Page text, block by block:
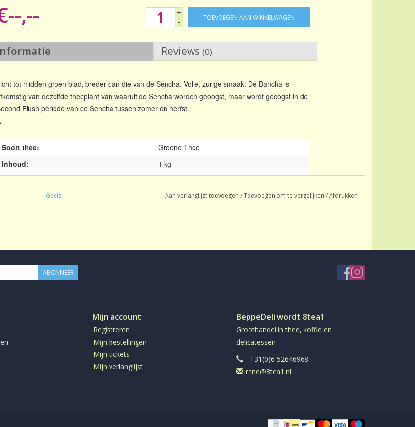
,--
+
-
TOEVOEGEN AAN WINKELWAGEN
Reviews (0)
tot midden groen blad, breder dan die van de Sencha. Volle, zurige smaak. De Bancha is
van dezelfde theeplant van waaruit de Sencha worden geoogst, maar wordt geoogst in de
Flush periode van de Sencha tussen zomer en herfst.
Soort thee:
Groene Thee
Inhoud:
1 kg
Blad
CafeÃ¯neâ€¨:
CafeÃ¯nehoudend
Productie:
Bereiding:
Geels Aan verlanglijst toevoegen /Toevoegen om te vergelijken /Afdrukken
ABONNEER
Mijn account
Registreren
Mijn bestellingen
Mijn tickets
Mijn verlanglijst
BeppeDeli wordt 8tea1
Groothandel in thee, koffie en
delicatessen
+31(0)6-52646968
irene@8tea1.nl